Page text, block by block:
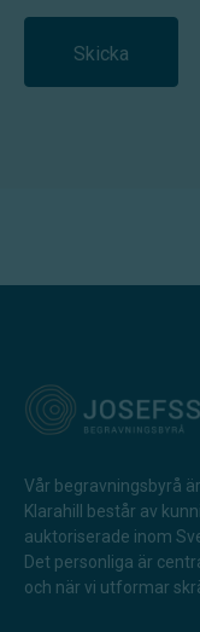
Skicka
Vår begravningsbyrå är
Klarahill består av
auktoriserade inom
Det personliga är
och när vi utformar